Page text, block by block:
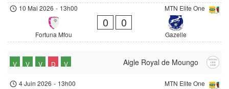
MTN Elite One
10 Mai 2026 - 13h00
Fortuna Mfou
0 0
Gazelle
Aigle Royal de Moungo
V V V D V
MTN Elite One
4 Juin 2026 - 13h00